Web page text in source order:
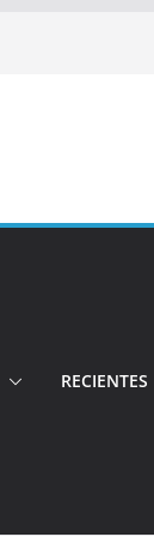
RECIENTES